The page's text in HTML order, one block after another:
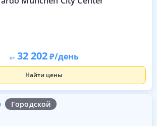
от 32 202 /день
Найти цены
Городской